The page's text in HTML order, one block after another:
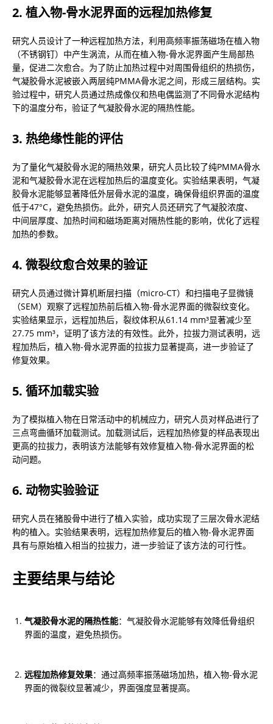
2. 植入物-骨水泥界面的远程加热修复
研究人员设计了一种远程加热方法，利用高频率振荡磁场在植入物
（不锈钢钉）中产生涡流，从而在植入物-骨水泥界面产生局部热
量，促进二次愈合。为了防止加热过程中对周围骨组织的热损伤，
气凝胶骨水泥被嵌入两层纯PMMA骨水泥之间，形成三层结构。实
验过程中，研究人员通过热成像仪和热电偶监测了不同骨水泥结构
下的温度分布，验证了气凝胶骨水泥的隔热性能。
3. 热绝缘性能的评估
为了量化气凝胶骨水泥的隔热效果，研究人员比较了纯PMMA骨水
泥和气凝胶骨水泥在远程加热后的温度变化。实验结果表明，气凝
胶骨水泥能够显著降低外层骨水泥的温度，确保骨组织界面的温度
低于47°C，避免热损伤。此外，研究人员还研究了气凝胶浓度、
中间层厚度、加热时间和磁场距离对隔热性能的影响，优化了远程
加热的参数。
4. 微裂纹愈合效果的验证
研究人员通过微计算机断层扫描（micro-CT）和扫描电子显微镜
（SEM）观察了远程加热前后植入物-骨水泥界面的微裂纹变化。
实验结果显示，远程加热后，裂纹体积从61.14 mm³显著减少至
27.75 mm³，证明了该方法的有效性。此外，拉拔力测试表明，远
程加热后，植入物-骨水泥界面的拉拔力显著提高，进一步验证了
修复效果。
5. 循环加载实验
为了模拟植入物在日常活动中的机械应力，研究人员对样品进行了
三点弯曲循环加载测试。加载测试后，远程加热修复的样品表现出
更高的拉拔力，表明该方法能够有效修复植入物-骨水泥界面的松
动问题。
6. 动物实验验证
研究人员在猪股骨中进行了植入实验，成功实现了三层次骨水泥结
构的植入。实验结果表明，远程加热修复后的植入物-骨水泥界面
具有与原始植入相当的拉拔力，进一步验证了该方法的可行性。
主要结果与结论
气凝胶骨水泥的隔热性能：气凝胶骨水泥能够有效降低骨组织
界面的温度，避免热损伤。
远程加热修复效果：通过高频率振荡磁场加热，植入物-骨水泥
界面的微裂纹显著减少，界面强度显著提高。